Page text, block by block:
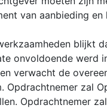
van aanbieding en
blijkt
onvoldoende werd
verwacht de
Opdrachtnemer zal
Opdrachtnemer